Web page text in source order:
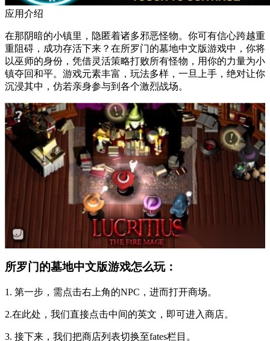
应用介绍
在那阴暗的小镇里，隐匿着诸多邪恶怪物。你可有信心跨越重
重阻碍，成功存活下来？在所罗门的墓地中文版游戏中，你将
以巫师的身份，凭借灵活策略打败所有怪物，用你的力量为小
镇夺回和平。游戏元素丰富，玩法多样，一旦上手，绝对让你
沉浸其中，仿若亲身参与到各个激烈战场。
所罗门的墓地中文版游戏怎么玩：
1. 第一步，需点击右上角的NPC，进而打开商场。
2.在此处，我们直接点击中间的英文，即可进入商店。
3. 接下来，我们把商店列表切换至fates栏目。